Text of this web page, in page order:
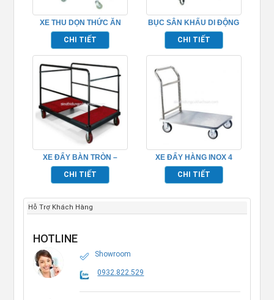
XE THU DỌN THỨC ĂN
TP_680115
CHI TIẾT
BỤC SÂN KHẤU DI ĐỘNG
TP968011
CHI TIẾT
XE ĐẨY BÀN TRÒN –
TP526003
CHI TIẾT
XE ĐẨY HÀNG INOX 4
BÁNH
CHI TIẾT
Hỗ Trợ Khách Hàng
HOTLINE
Showroom
0932.822.529